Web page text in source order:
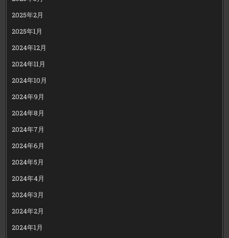
2025年2月
2025年1月
2024年12月
2024年11月
2024年10月
2024年9月
2024年8月
2024年7月
2024年6月
2024年5月
2024年4月
2024年3月
2024年2月
2024年1月